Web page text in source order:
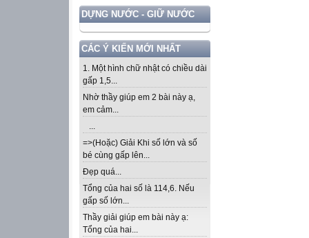
DỰNG NƯỚC - GIỮ NƯỚC
CÁC Ý KIẾN MỚI NHẤT
1. Một hình chữ nhật có chiều dài
gấp 1,5...
Nhờ thầy giúp em 2 bài này ạ,
em cảm...
...
=>(Hoặc) Giải Khi số lớn và số
bé cùng gấp lên...
Đẹp quá...
Tổng của hai số là 114,6. Nếu
gấp số lớn...
Thầy giải giúp em bài này ạ:
Tổng của hai...